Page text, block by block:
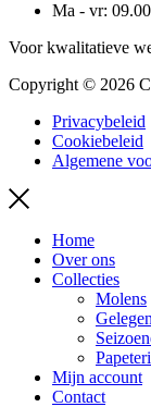
Ma - vr:
Voor kwalitatieve
Copyright © 2026
Privacybeleid
Cookiebeleid
Algemene
Menu
Home
Over ons
Collecties
Molens
Mijn account
Contact